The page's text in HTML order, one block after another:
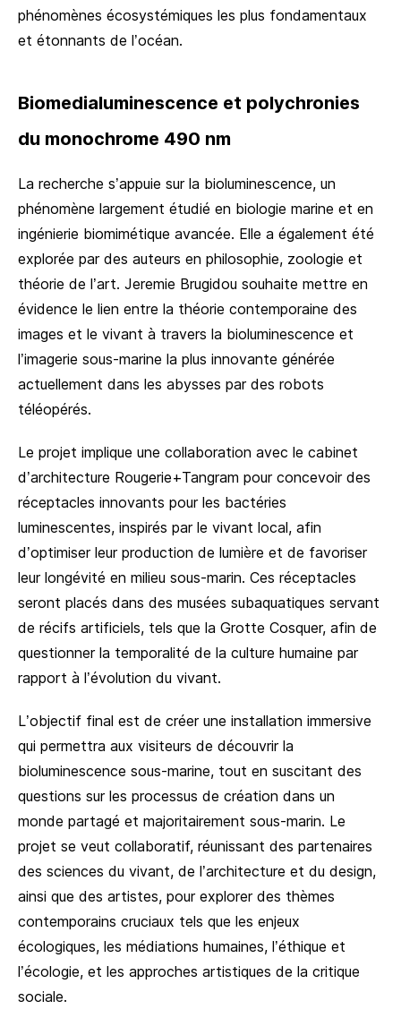
phénomènes écosystémiques les plus fondamentaux
et étonnants de l’océan.
Biomedialuminescence et polychronies
du monochrome 490 nm
La recherche s’appuie sur la bioluminescence, un
phénomène largement étudié en biologie marine et en
ingénierie biomimétique avancée. Elle a également été
explorée par des auteurs en philosophie, zoologie et
théorie de l’art. Jeremie Brugidou souhaite mettre en
évidence le lien entre la théorie contemporaine des
images et le vivant à travers la bioluminescence et
l’imagerie sous-marine la plus innovante générée
actuellement dans les abysses par des robots
téléopérés.
Le projet implique une collaboration avec le cabinet
d’architecture Rougerie+Tangram pour concevoir des
réceptacles innovants pour les bactéries
luminescentes, inspirés par le vivant local, afin
d’optimiser leur production de lumière et de favoriser
leur longévité en milieu sous-marin. Ces réceptacles
seront placés dans des musées subaquatiques servant
de récifs artificiels, tels que la Grotte Cosquer, afin de
questionner la temporalité de la culture humaine par
rapport à l’évolution du vivant.
L’objectif final est de créer une installation immersive
qui permettra aux visiteurs de découvrir la
bioluminescence sous-marine, tout en suscitant des
questions sur les processus de création dans un
monde partagé et majoritairement sous-marin. Le
projet se veut collaboratif, réunissant des partenaires
des sciences du vivant, de l’architecture et du design,
ainsi que des artistes, pour explorer des thèmes
contemporains cruciaux tels que les enjeux
écologiques, les médiations humaines, l’éthique et
l’écologie, et les approches artistiques de la critique
sociale.